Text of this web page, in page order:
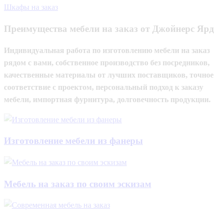
Шкафы на заказ
Преимущества мебели на заказ от Джойнерс Ярд
Индивидуальная работа по изготовлению мебели на заказ
рядом с вами, собственное производство без посредников,
качественные материалы от лучших поставщиков, точное
соответствие с проектом, персональный подход к заказу
мебели, импортная фурнитура, долговечность продукции.
Изготовление мебели из фанеры
Мебель на заказ по своим эскизам